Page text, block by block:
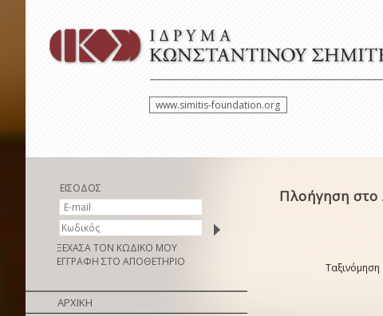
www.simitis-foundation.org
ΕΙΣΟΔΟΣ
ΞΕΧΑΣΑ ΤΟΝ ΚΩΔΙΚΟ ΜΟΥ
ΕΓΓΡΑΦΗ ΣΤΟ ΑΠΟΘΕΤΗΡΙΟ
ΑΡΧΙΚΗ
Πλοήγηση στο
Ταξινόμηση